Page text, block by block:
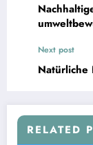
Next post
Natürliche
RELATED